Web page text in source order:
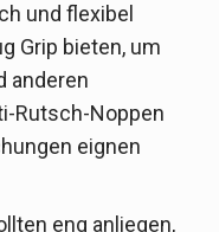
und flexibel
Grip bieten, um
anderen
Rutsch-Noppen
eignen
eng anliegen,